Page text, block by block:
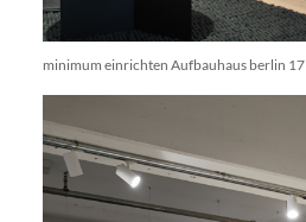
minimum einrichten Aufbauhaus berlin 17